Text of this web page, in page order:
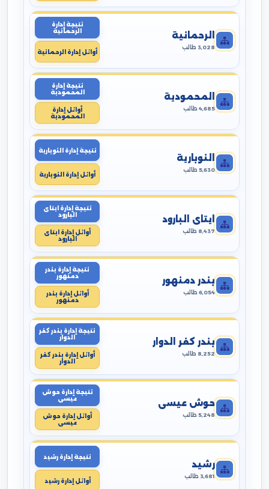
الرحمانية
3,028 طالب
نتيجة إدارة
الرحمانية
أوائل إدارة الرحمانية
المحمودية
4,685 طالب
نتيجة إدارة
المحمودية
أوائل إدارة
المحمودية
النوبارية
5,630 طالب
نتيجة إدارة النوبارية
أوائل إدارة النوبارية
ايتاى البارود
8,437 طالب
نتيجة إدارة ايتاى
البارود
أوائل إدارة ايتاى
البارود
بندر دمنهور
6,054 طالب
نتيجة إدارة بندر
دمنهور
أوائل إدارة بندر
دمنهور
بندر كفر الدوار
8,252 طالب
نتيجة إدارة بندر كفر
الدوار
أوائل إدارة بندر كفر
الدوار
حوش عيسى
5,248 طالب
نتيجة إدارة حوش
عيسى
أوائل إدارة حوش
عيسى
رشيد
3,681 طالب
نتيجة إدارة رشيد
أوائل إدارة رشيد